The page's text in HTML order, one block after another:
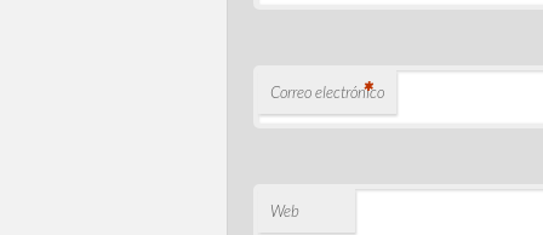
Correo electrónico
*
Web